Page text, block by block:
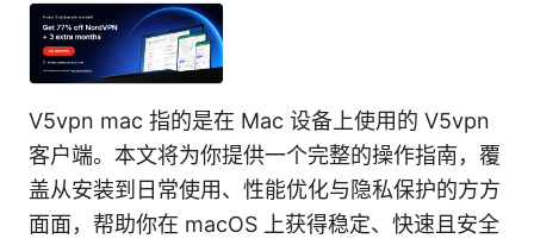
V5vpn mac 指的是在 Mac 设备上使用的 V5vpn
客户端。本文将为你提供一个完整的操作指南，覆
盖从安装到日常使用、性能优化与隐私保护的方方
面面，帮助你在 macOS 上获得稳定、快速且安全